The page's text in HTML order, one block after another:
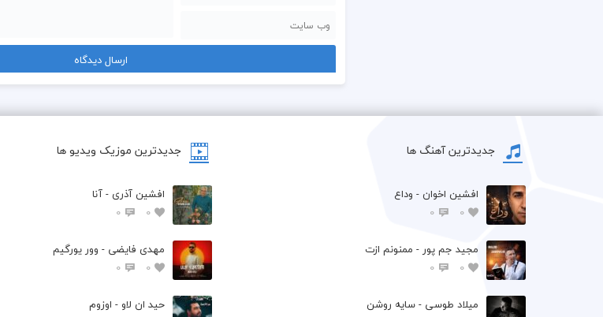
جدیدترین آهنگ ها
افشين اخوان - وداع
0
0
مجید جم پور - ممنونم ازت
0
0
میلاد طوسی - سایه روشن
جدیدترین موزیک ویدیو ها
افشین آذری - آنا
0
0
مهدی فایضی - وور یورگیم
0
0
حید ان لاو - اوزوم